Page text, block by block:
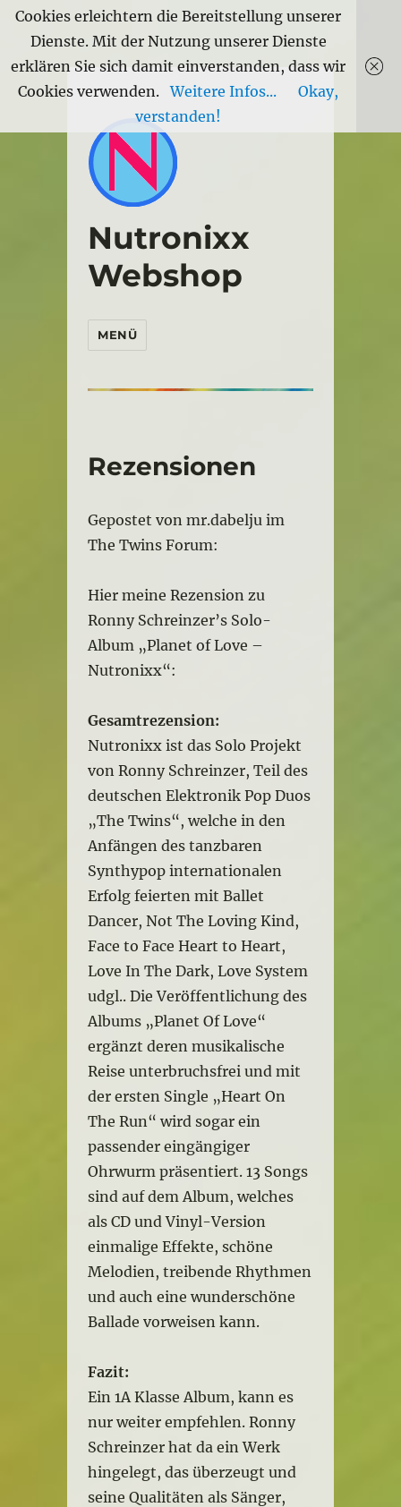
Nutronixx
Webshop
MENÜ
Rezensionen
Gepostet von mr.dabelju im
The Twins Forum:
Hier meine Rezension zu
Ronny Schreinzer’s Solo-
Album „Planet of Love –
Nutronixx“:
Gesamtrezension:
Nutronixx ist das Solo Projekt
von Ronny Schreinzer, Teil des
deutschen Elektronik Pop Duos
„The Twins“, welche in den
Anfängen des tanzbaren
Synthypop internationalen
Erfolg feierten mit Ballet
Dancer, Not The Loving Kind,
Face to Face Heart to Heart,
Love In The Dark, Love System
udgl.. Die Veröffentlichung des
Albums „Planet Of Love“
ergänzt deren musikalische
Reise unterbruchsfrei und mit
der ersten Single „Heart On
The Run“ wird sogar ein
passender eingängiger
Ohrwurm präsentiert. 13 Songs
sind auf dem Album, welches
als CD und Vinyl-Version
einmalige Effekte, schöne
Melodien, treibende Rhythmen
und auch eine wunderschöne
Ballade vorweisen kann.
Fazit:
Ein 1A Klasse Album, kann es
nur weiter empfehlen. Ronny
Schreinzer hat da ein Werk
hingelegt, das überzeugt und
seine Qualitäten als Sänger,
Cookies erleichtern die Bereitstellung unserer
Dienste. Mit der Nutzung unserer Dienste
erklären Sie sich damit einverstanden, dass wir
Cookies verwenden. Weitere Infos...
Okay,
verstanden!